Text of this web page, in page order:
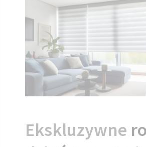
Ekskluzywne